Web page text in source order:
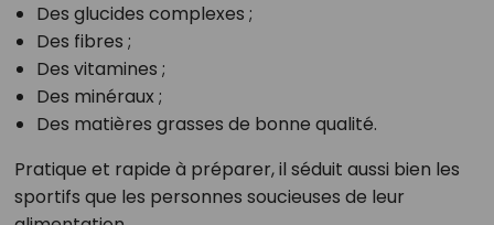
Des glucides complexes ;
Des fibres ;
Des vitamines ;
Des minéraux ;
Des matières grasses de bonne qualité.
Pratique et rapide à préparer, il séduit aussi bien les
sportifs que les personnes soucieuses de leur